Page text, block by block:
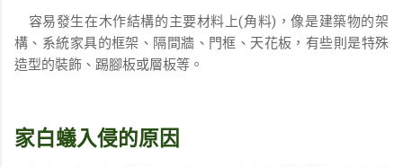
容易發生在木作結構的主要材料上(角料)，像是建築物的架
構、系統家具的框架、隔間牆、門框、天花板，有些則是特殊
造型的裝飾、踢腳板或層板等。
家白蟻入侵的原因